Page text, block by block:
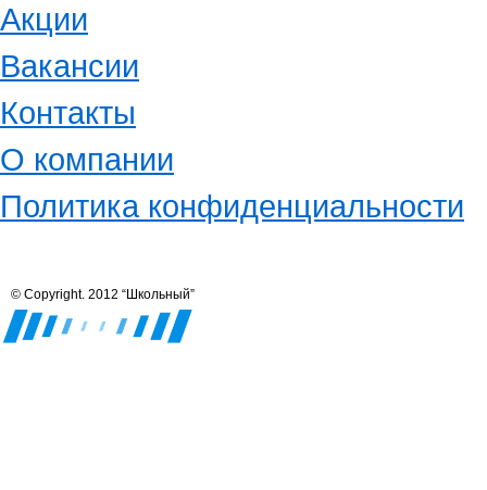
Акции
Вакансии
Контакты
О компании
Политика конфиденциальности
© Copyright. 2012 “Школьный”